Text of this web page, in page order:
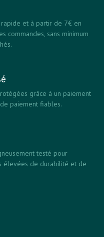
et à partir de 7€ en
commandes, sans minimum
grâce à un paiement
paiement fiables.
testé pour
élevées de durabilité et de